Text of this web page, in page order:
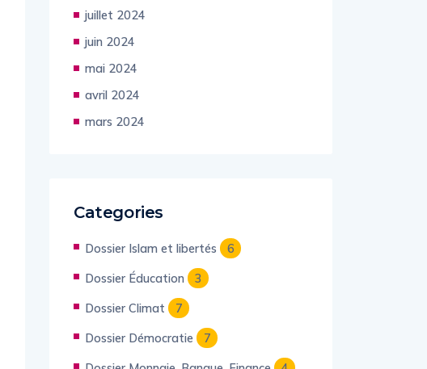
juillet 2024
juin 2024
mai 2024
avril 2024
mars 2024
Categories
Dossier Islam et libertés
6
Dossier Éducation
3
Dossier Climat
7
Dossier Démocratie
7